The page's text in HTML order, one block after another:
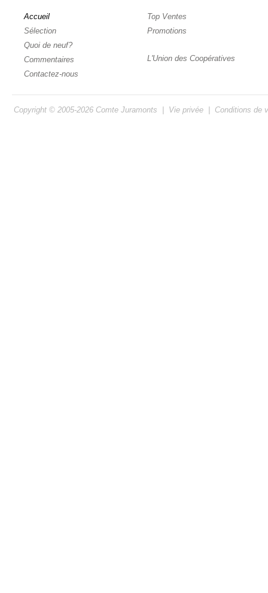
Accueil
Sélection
Quoi de neuf?
Commentaires
Contactez-nous
Top Ventes
Promotions
L'Union des Coopératives
Copyright © 2005-2026 Comte Juramonts Vie privée Conditions de